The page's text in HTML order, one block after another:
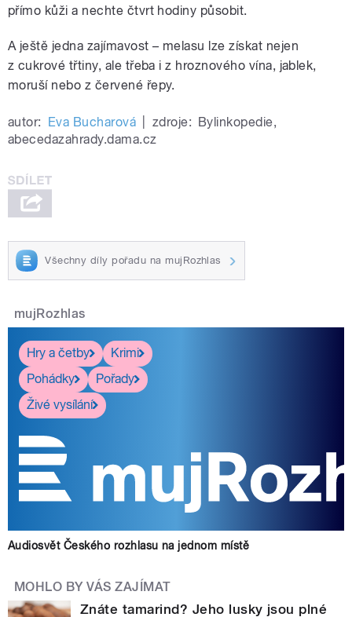
přímo kůži a nechte čtvrt hodiny působit.
A ještě jedna zajímavost – melasu lze získat nejen
z cukrové třtiny, ale třeba i z hroznového vína, jablek,
moruší nebo z červené řepy.
autor: Eva Bucharová zdroje: Bylinkopedie,
abecedazahrady.dama.cz
Všechny díly pořadu na mujRozhlas
mujRozhlas
Hry a četby
Krimi
Pohádky
Pořady
Živé vysílání
Audiosvět Českého rozhlasu na jednom místě
MOHLO BY VÁS ZAJÍMAT
Znáte tamarind? Jeho lusky jsou plné